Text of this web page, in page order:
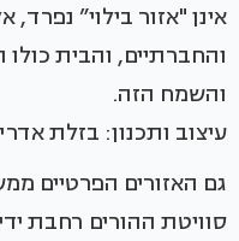
אינן "אזור בילוי”
והחברתיים, והבית
והשמח הזה.
עיצוב ותכנון: בזלת
גם האזורים הפרטיים
סוויטת ההורים רחבת